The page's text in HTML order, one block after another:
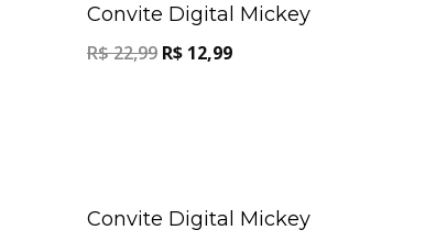
Convite Digital Mickey
R$22,99 R$ 12,99
Convite Digital Mickey